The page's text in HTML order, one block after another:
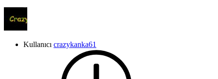
Kullanıcı crazykanka61